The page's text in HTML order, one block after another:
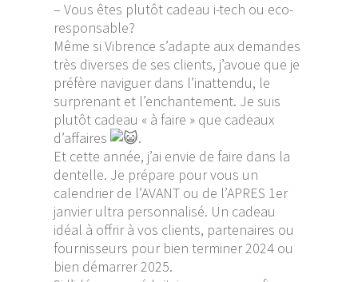
– Vous êtes plutôt cadeau i-tech ou eco-
responsable?
Même si Vibrence s’adapte aux demandes
très diverses de ses clients, j’avoue que je
préfère naviguer dans l’inattendu, le
surprenant et l’enchantement. Je suis
plutôt cadeau « à faire » que cadeaux
d’affaires
.
Et cette année, j’ai envie de faire dans la
dentelle. Je prépare pour vous un
calendrier de l’AVANT ou de l’APRES 1er
janvier ultra personnalisé. Un cadeau
idéal à offrir à vos clients, partenaires ou
fournisseurs pour bien terminer 2024 ou
bien démarrer 2025.